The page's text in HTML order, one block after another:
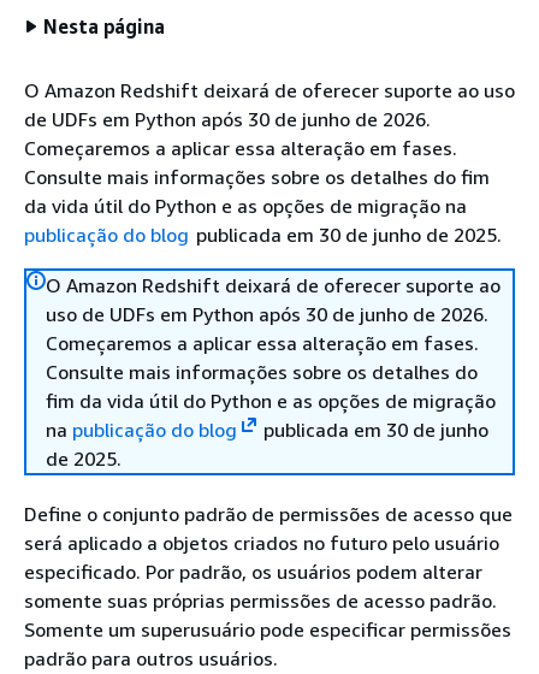
Nesta página
O Amazon Redshift deixará de oferecer suporte ao uso
de UDFs em Python após 30 de junho de 2026.
Começaremos a aplicar essa alteração em fases.
Consulte mais informações sobre os detalhes do fim
da vida útil do Python e as opções de migração na
publicação do blog publicada em 30 de junho de 2025.
O Amazon Redshift deixará de oferecer suporte ao
uso de UDFs em Python após 30 de junho de 2026.
Começaremos a aplicar essa alteração em fases.
Consulte mais informações sobre os detalhes do
fim da vida útil do Python e as opções de migração
na publicação do blog
publicada em 30 de junho
de 2025.
Define o conjunto padrão de permissões de acesso que
será aplicado a objetos criados no futuro pelo usuário
especificado. Por padrão, os usuários podem alterar
somente suas próprias permissões de acesso padrão.
Somente um superusuário pode especificar permissões
padrão para outros usuários.